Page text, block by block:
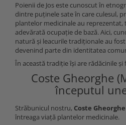
Poienii de Jos este cunoscut în
dintre puținele sate în care culesul,
plantelor medicinale au reprezentat,
adevărată ocupație de bază. Aici,
natură și leacurile tradiționale au
devenind parte din identitatea
În această tradiție își are rădăcinile și
Coste Gheorghe
începutul
Străbunicul nostru, Coste Gheorghe
întreaga viață plantelor medicinale.